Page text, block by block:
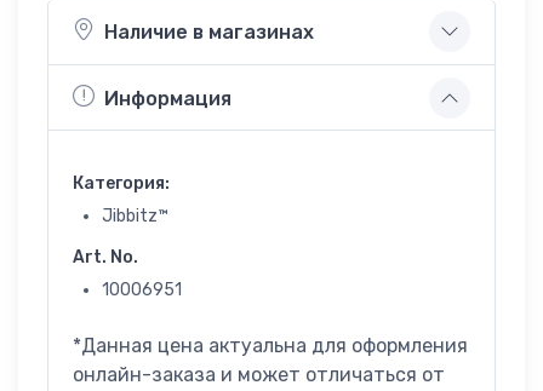
Наличие в магазинах
Информация
Категория:
Jibbitz™
Art. No.
10006951
*Данная цена актуальна для оформления
онлайн-заказа и может отличаться от